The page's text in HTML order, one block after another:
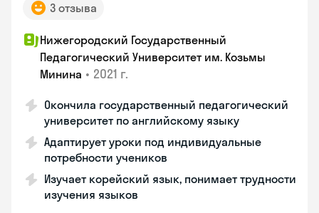
3 отзыва
Нижегородский Государственный
Педагогический Университет им. Козьмы
Минина • 2021 г.
Окончила государственный педагогический
университет по английскому языку
Адаптирует уроки под индивидуальные
потребности учеников
Изучает корейский язык, понимает трудности
изучения языков